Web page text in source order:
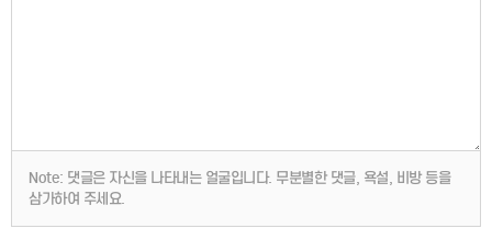
Note: 댓글은 자신을 나타내는 얼굴입니다. 무분별한 댓글, 욕설, 비방 등을
삼가하여 주세요.